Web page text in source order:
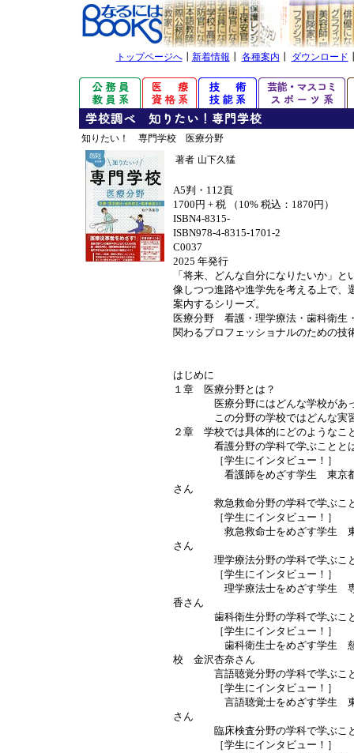
トップページへ┃ 新着情報 各種案内 ダウンロード
知りたい！ 専門学校 医療分野
著者 山下久猛
A5判・112頁
1700円 + 税 （10% 税込：1870円）
ISBN4-8315-
ISBN978-4-8315-1701-2
C0037
2025 年発行
「将来、どんな自分になりたいか」
像しつつ進路や進学先を考える上で、
案内するシリーズ。
医療分野 看護・理学療法・歯科衛生
関わるプロフェッショナルのための技
はじめに
１章 医療分野とは？
医療分野にはどんな学校があっ
この分野の学校ではどんな実習
２章 学校では具体的にどのようなこ
看護分野の学科で学ぶことと
［学生にインタビュー！］
看護師をめざす学生 東京都立
さん
救急救命分野の学科で学ぶこ
［学生にインタビュー！］
救急救命士をめざす学生 東京
さん
理学療法分野の学科で学ぶこ
［学生にインタビュー！］
理学療法士をめざす学生 専門
香さん
歯科衛生分野の学科で学ぶこ
［学生にインタビュー！］
歯科衛生士をめざす学生 慈恵
校 金沢杏奈さん
言語聴覚分野の学科で学ぶこ
［学生にインタビュー！］
言語聴覚士をめざす学生 東京
さん
臨床検査分野の学科で学ぶこ
［学生にインタビュー！］